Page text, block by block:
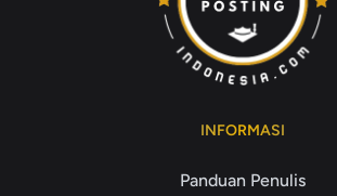
INFORMASI
Panduan Penulis